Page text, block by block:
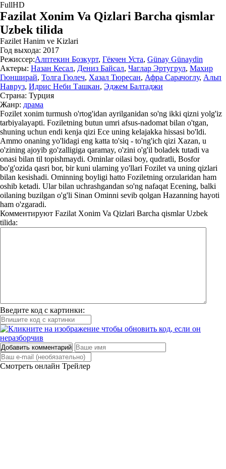
FullHD
Fazilat Xonim Va Qizlari Barcha qismlar
Uzbek tilida
Fazilet Hanim ve Kizlari
Год выхода: 2017
Режиссер:Алптекин Бозкурт, Гёкчен Уста, Günay Günaydin
Актеры: Назан Кесал, Дениз Байсал, Чаглар Эртугрул, Махир
Гюнширай, Толга Гюлеч, Хазал Тюресан, Афра Сарачоглу, Альп
Навруз, Идрис Неби Ташкан, Эджем Балтаджи
Страна: Турция
Жанр: драма
Fozilet xonim turmush o'rtog'idan ayrilganidan so'ng ikki qizni yolg'iz
tarbiyalayapti. Foziletning butun umri afsus-nadomat bilan o'tgan,
shuning uchun endi kenja qizi Ece uning kelajakka hissasi bo'ldi.
Ammo onaning yo'lidagi eng katta to'siq - to'ng'ich qizi Xazan, u
o'zining ajoyib go'zalligiga qaramay, o'zini o'g'il boladek tutadi va
onasi bilan til topishmaydi. Ominlar oilasi boy, qudratli, Bosfor
bo'g'ozida qasri bor, bir kuni ularning yo'llari Fozilet va uning qizlari
bilan kesishadi. Ominning boyligi hatto Foziletning orzularidan ham
oshib ketadi. Ular bilan uchrashgandan so'ng nafaqat Ecening, balki
oilaning buzilgan o'g'li Sinan Ominni sevib qolgan Hazanning hayoti
ham o'zgaradi.
Комментируют Fazilat Xonim Va Qizlari Barcha qismlar Uzbek
tilida:
Введите код с картинки:
Добавить комментарий
Смотреть онлайн Трейлер